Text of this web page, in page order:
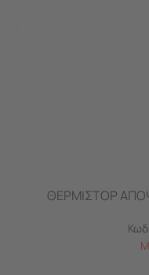
ΘΕΡΜΙΣΤΟΡ